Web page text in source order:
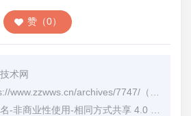
赞（0）
术网
www.zzwws.cn/archives/7747/ （转载时请注明本文出处及文章链接）
非商业性使用-相同方式共享 4.0 国际 (CC BY-NC-SA 4.0)